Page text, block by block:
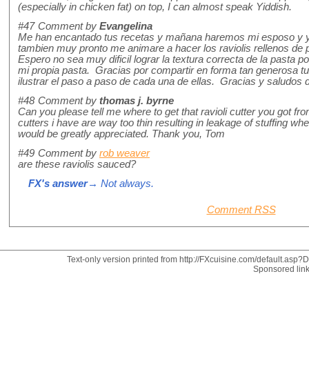
(especially in chicken fat) on top, I can almost speak Yiddish.
#47 Comment by Evangelina
Me han encantado tus recetas y mañana haremos mi esposo y
tambien muy pronto me animare a hacer los raviolis rellenos de
Espero no sea muy dificil lograr la textura correcta de la pasta
mi propia pasta. Gracias por compartir en forma tan generosa
ilustrar el paso a paso de cada una de ellas. Gracias y saludos
#48 Comment by thomas j. byrne
Can you please tell me where to get that ravioli cutter you got
cutters i have are way too thin resulting in leakage of stuffing
would be greatly appreciated. Thank you, Tom
#49 Comment by rob weaver
are these raviolis sauced?
FX's answer→ Not always.
Comment RSS
Text-only version printed from http://FXcuisine.com/
Sponsored